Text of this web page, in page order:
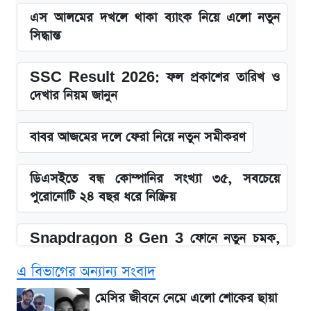
এস আলমের দখলে থাকা ব্যাংক নিয়ে এলো নতুন
সিদ্ধান্ত
SSC Result 2026: ফল প্রকাশের তারিখ ও
দেখার নিয়ম জানুন
বাবর আজমের দলে ফেরা নিয়ে নতুন সমীকরণ
ডিএসইতে বন্ধ কোম্পানির সংখ্যা ৩৫, সবচেয়ে
পুরোনোটি ২৪ বছর ধরে নিষ্ক্রিয়
Snapdragon 8 Gen 3 ফোনে নতুন চমক,
SSC Result 2026: যে ৩ উপায়ে জানা যাবে
এ বিভাগের অন্যান্য সংবাদ
মেসির জীবনে নেমে এলো শোকের ছায়া